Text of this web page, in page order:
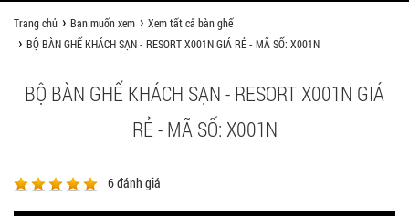
Trang chủ Bạn muốn xem
Xem tất cả bàn ghế
BỘ BÀN GHẾ KHÁCH SẠN - RESORT X001N GIÁ RẺ - MÃ SỐ: X001N
BỘ BÀN GHẾ KHÁCH SẠN - RESORT X001N GIÁ
RẺ - MÃ SỐ: X001N
6đánh giá